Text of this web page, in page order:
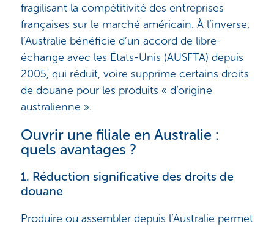
fragilisant la compétitivité des entreprises
françaises sur le marché américain. À l’inverse,
l’Australie bénéficie d’un accord de libre-
échange avec les États-Unis (AUSFTA) depuis
2005, qui réduit, voire supprime certains droits
de douane pour les produits « d’origine
australienne ».
Ouvrir une filiale en Australie :
quels avantages ?
1. Réduction significative des droits de
douane
Produire ou assembler depuis l’Australie permet